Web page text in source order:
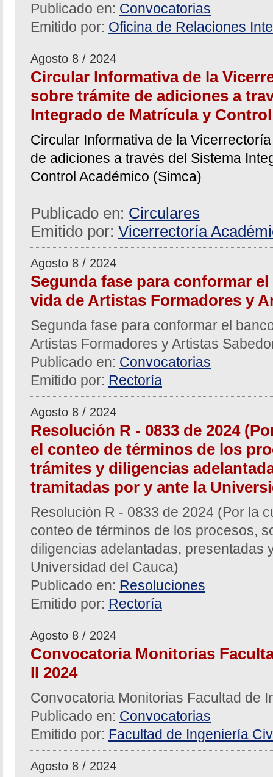
Publicado en: Convocatorias
Emitido por: Oficina de Relaciones
Agosto 8 / 2024
Circular Informativa de la
sobre trámite de adiciones a
Integrado de Matrícula y
Circular Informativa de la
de adiciones a través del Sistema
Control Académico (Simca)
Publicado en: Circulares
Emitido por: Vicerrectoría
Agosto 8 / 2024
Segunda fase para conformar
vida de Artistas Formadores y
Segunda fase para conformar el
Artistas Formadores y Artistas
Publicado en: Convocatorias
Emitido por: Rectoría
Agosto 8 / 2024
Resolución R - 0833 de 2024
el conteo de términos de los
trámites y diligencias
tramitadas por y ante la
Resolución R - 0833 de 2024 (Por la
conteo de términos de los procesos,
diligencias adelantadas, presentadas
Universidad del Cauca)
Publicado en: Resoluciones
Emitido por: Rectoría
Agosto 8 / 2024
Convocatoria Monitorias
II 2024
Convocatoria Monitorias Facultad de
Publicado en: Convocatorias
Emitido por: Facultad de Ingeniería
Agosto 8 / 2024